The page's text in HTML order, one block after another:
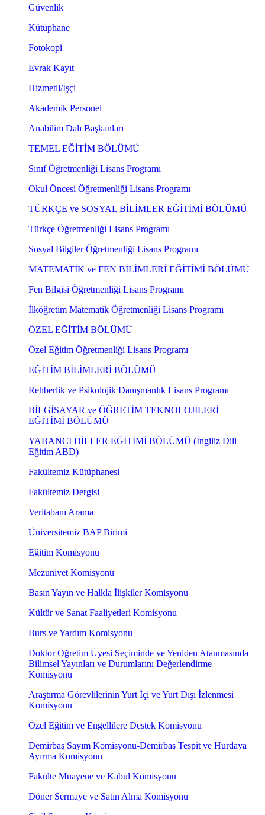
Güvenlik
Kütüphane
Fotokopi
Evrak Kayıt
Hizmetli/İşçi
Akademik Personel
Anabilim Dalı Başkanları
TEMEL EĞİTİM BÖLÜMÜ
Sınıf Öğretmenliği Lisans Programı
Okul Öncesi Öğretmenliği Lisans Programı
TÜRKÇE ve SOSYAL BİLİMLER EĞİTİMİ BÖLÜMÜ
Türkçe Öğretmenliği Lisans Programı
Sosyal Bilgiler Öğretmenliği Lisans Programı
MATEMATİK ve FEN BİLİMLERİ EĞİTİMİ BÖLÜMÜ
Fen Bilgisi Öğretmenliği Lisans Programı
İlköğretim Matematik Öğretmenliği Lisans Programı
ÖZEL EĞİTİM BÖLÜMÜ
Özel Eğitim Öğretmenliği Lisans Programı
EĞİTİM BİLİMLERİ BÖLÜMÜ
Rehberlik ve Psikolojik Danışmanlık Lisans Programı
BİLGİSAYAR ve ÖĞRETİM TEKNOLOJİLERİ
EĞİTİMİ BÖLÜMÜ
YABANCI DİLLER EĞİTİMİ BÖLÜMÜ (İngiliz Dili
Eğitim ABD)
Fakültemiz Kütüphanesi
Fakültemiz Dergisi
Veritabanı Arama
Üniversitemiz BAP Birimi
Eğitim Komisyonu
Mezuniyet Komisyonu
Basın Yayın ve Halkla İlişkiler Komisyonu
Kültür ve Sanat Faaliyetleri Komisyonu
Burs ve Yardım Komisyonu
Doktor Öğretim Üyesi Seçiminde ve Yeniden Atanmasında
Bilimsel Yayınları ve Durumlarını Değerlendirme
Komisyonu
Araştırma Görevlilerinin Yurt İçi ve Yurt Dışı İzlenmesi
Komisyonu
Özel Eğitim ve Engellilere Destek Komisyonu
Demirbaş Sayım Komisyonu-Demirbaş Tespit ve Hurdaya
Ayırma Komisyonu
Fakülte Muayene ve Kabul Komisyonu
Döner Sermaye ve Satın Alma Komisyonu